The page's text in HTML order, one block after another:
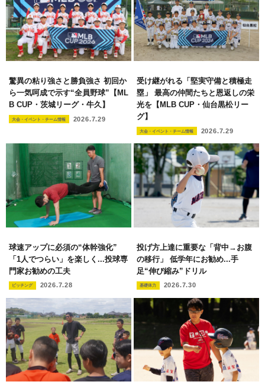
驚異の粘り強さと勝負強さ 初回か
ら一気呵成で示す“全員野球”【ML
B CUP・茨城リーグ・牛久】
大会・イベント・チーム情報 2026.7.29
受け継がれる「堅実守備と積極走
塁」 最高の仲間たちと恩返しの栄
光を【MLB CUP・仙台黒松リー
グ】
大会・イベント・チーム情報 2026.7.29
球速アップに必須の“体幹強化”
「1人でつらい」を楽しく...投球専
門家お勧めの工夫
ピッチング 2026.7.28
投げ方上達に重要な「背中→お腹
の移行」 低学年にお勧め...手
足“伸び縮み”ドリル
基礎体力 2026.7.30